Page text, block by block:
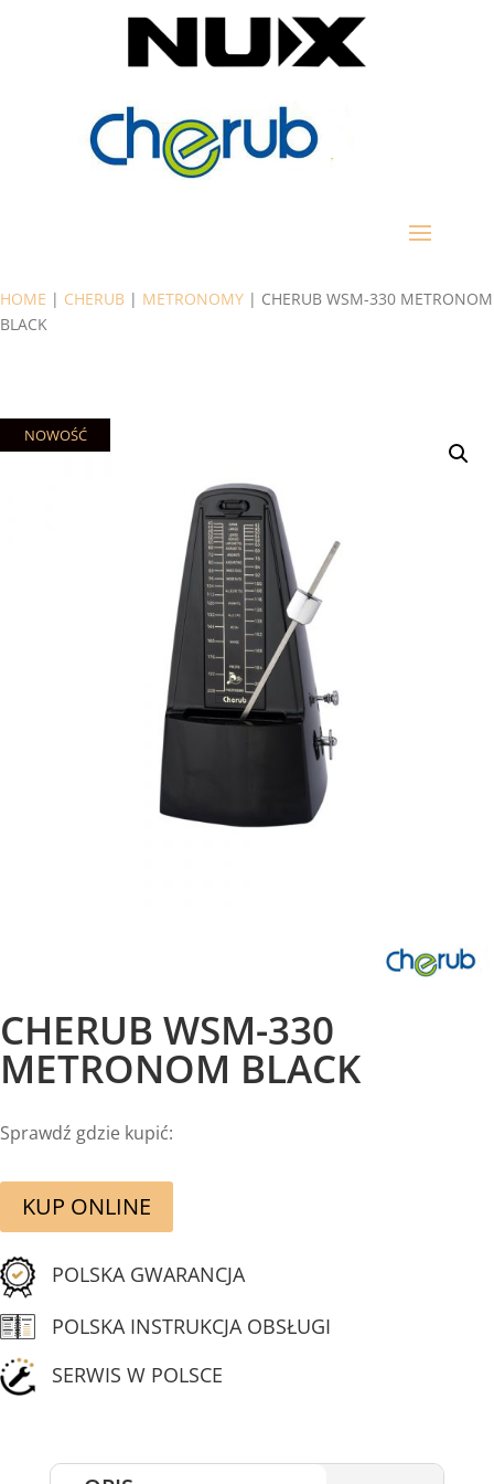
HOME | CHERUB | METRONOMY | CHERUB WSM-330 METRONOM
BLACK
NOWOŚĆ
CHERUB WSM-330
METRONOM BLACK
Sprawdź gdzie kupić:
KUP ONLINE
POLSKA GWARANCJA
POLSKA INSTRUKCJA OBSŁUGI
SERWIS W POLSCE